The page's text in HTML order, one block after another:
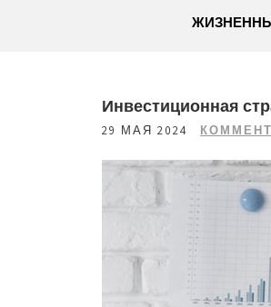
Инвестиционная
29 МАЯ 2024